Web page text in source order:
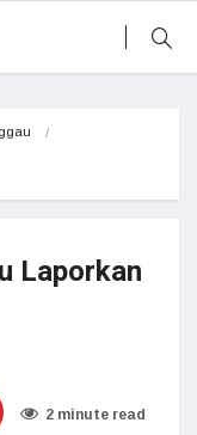
Laporkan
2 minute read